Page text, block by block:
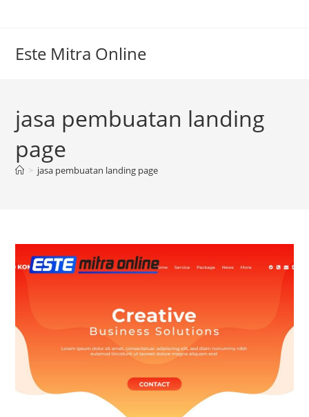
Este Mitra Online
jasa pembuatan landing
page
> jasa pembuatan landing page